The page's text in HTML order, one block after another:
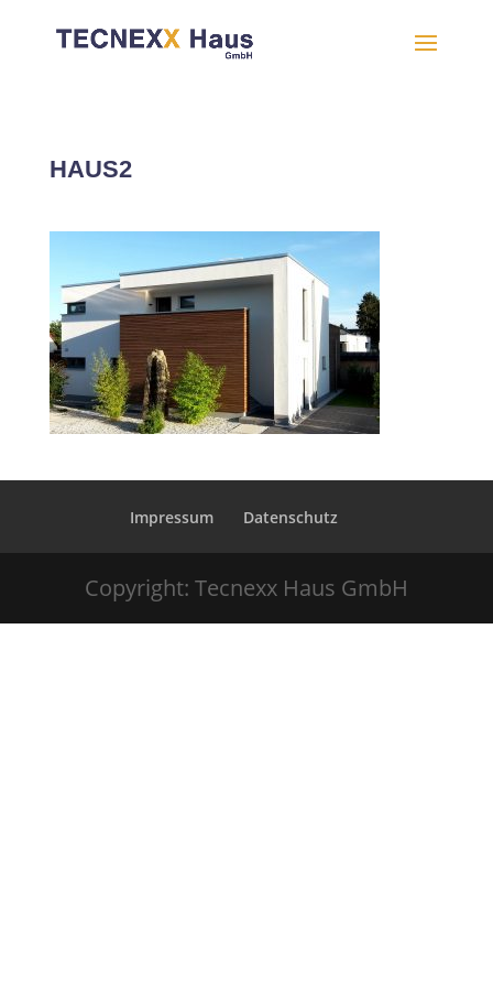
HAUS2
Impressum Datenschutz
Copyright: Tecnexx Haus GmbH